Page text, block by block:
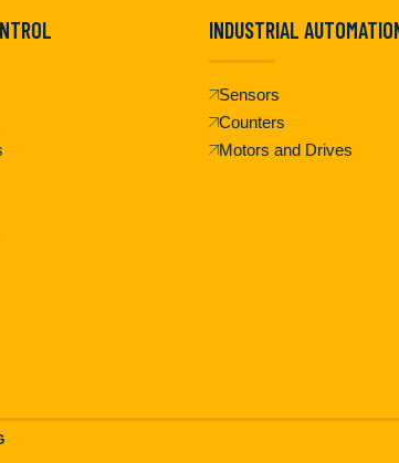
INDUSTRIAL
Sensors
Counters
Motors and Drives